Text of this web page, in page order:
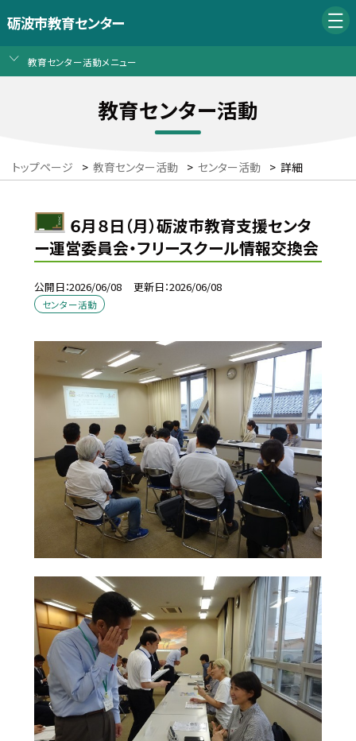
砺波市教育センター
教育センター活動メニュー
教育センター活動
トップページ > 教育センター活動 > センター活動 > 詳細
６月８日（月）砺波市教育支援センタ
ー運営委員会・フリースクール情報交換会
公開日 2026/06/08 更新日 2026/06/08
センター活動